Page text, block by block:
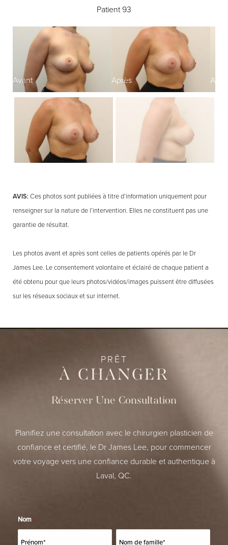
Patient 93
Avant Après
AVIS:Ces photos sont publiées à titre d’information uniquement pour
renseigner sur la nature de l’intervention. Elles ne constituent pas une
garantie de résultat.
Les photos avant et après sont celles de patients opérés par le Dr
James Lee. Le consentement volontaire et éclairé de chaque patient a
été obtenu pour que leurs photos/vidéos/images puissent être diffusées
sur les réseaux sociaux et sur internet.
PRÊT
À CHANGER
Réserver Une Consultation
Planifiez une consultation avec le chirurgien plasticien de
confiance et certifié, le Dr James Lee, pour commencer
votre voyage vers une confiance durable et authentique à
Laval, QC.
Nom *